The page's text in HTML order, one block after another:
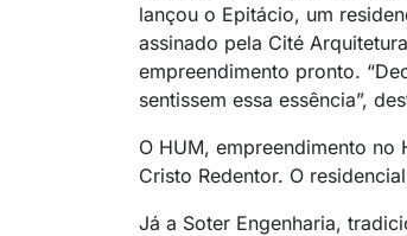
lançou o Epitácio, um
assinado pela Cité
empreendimento pronto.
sentissem essa essência”,
O HUM, empreendimento
Cristo Redentor. O
Já a Soter Engenharia,